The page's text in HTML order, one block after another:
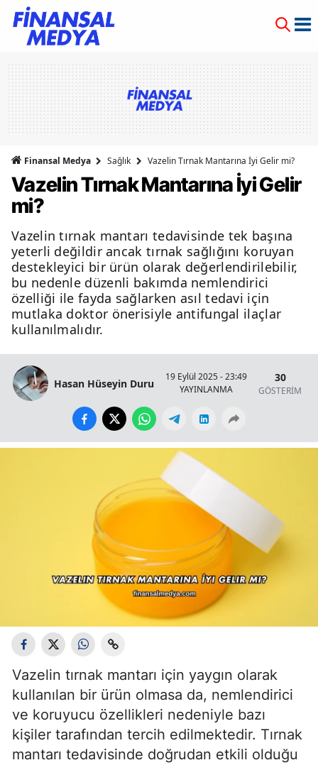
Finansal Medya Sağlık Vazelin Tırnak Mantarına İyi Gelir mi?
Vazelin Tırnak Mantarına İyi Gelir
mi?
Vazelin tırnak mantarı tedavisinde tek başına
yeterli değildir ancak tırnak sağlığını koruyan
destekleyici bir ürün olarak değerlendirilebilir,
bu nedenle düzenli bakımda nemlendirici
özelliği ile fayda sağlarken asıl tedavi için
mutlaka doktor önerisiyle antifungal ilaçlar
kullanılmalıdır.
Hasan Hüseyin Duru
19 Eylül 2025 - 23:49
YAYINLANMA
30
GÖSTERİM
Vazelin tırnak mantarı için yaygın olarak
kullanılan bir ürün olmasa da, nemlendirici
ve koruyucu özellikleri nedeniyle bazı
kişiler tarafından tercih edilmektedir. Tırnak
mantarı tedavisinde doğrudan etkili olduğu